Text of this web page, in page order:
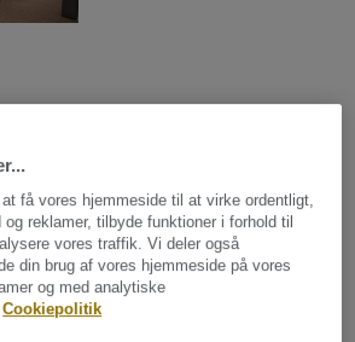
til Dalarna Science
er en organisation, som fremmer
i Dalarna ved bl.a. at
og arbejdspladser. Det seneste
få vores hjemmeside til at virke ordentligt,
og reklamer, tilbyde funktioner i forhold til
vores traffik. Vi deler også
din brug af vores hjemmeside på vores
og med analytiske
Cookiepolitik